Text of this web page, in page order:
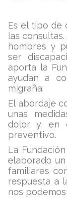
Es el tipo de
las
hombres y
ser
aporta la
ayudan a
migraña.
El abordaje
unas
dolor y, en
preventivo.
La
elaborado
familiares
respuesta a
nos